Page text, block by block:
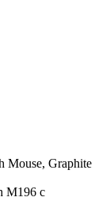
Mouse, Graphite
M196 с